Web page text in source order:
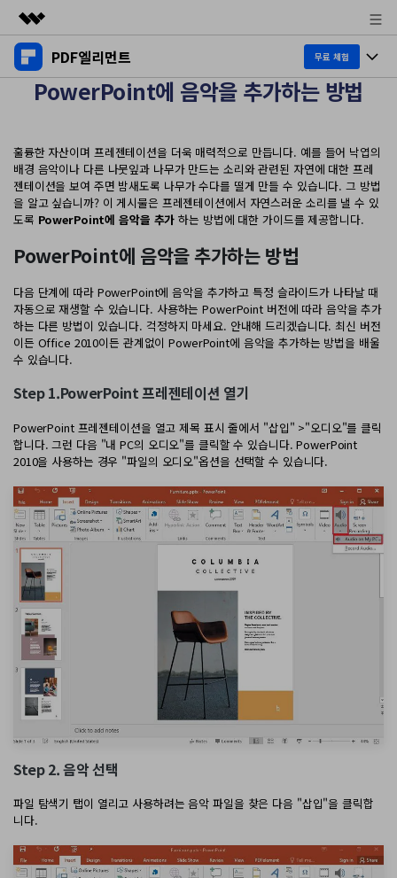
주요 제품
AIGC 크리에이티비티
비즈니스
솔루션
회사 소개
뉴스룸
PDF엘리먼트 무료 체험
제품 투어
데스크탑
Windows용
Mac용
모바일 앱
Android용
클라우드
문서 클라우드
PDF 온라인 도구
PDF JPG 변환
PDF PPT 변환
PDF 병합
기타 온라인 도구
제품 기능
교육용
PDF 읽기
PDF 주석 달기
PDF 생성
PDF 병합
개인용
PDF 편집
PDF 구성
전문용
PDF OCR
PDF 데이터 추출
AI PDF 요약기
AI PDF
AI PDF 번역기
AI 문법 검사기
이미지와 채팅하기
AI 콘텐츠 탐지기
AI PDF 재작성
AI PDF 설명
문서와 채팅하기
AI 지원 센터
리소스
최신 버전 업그레이드
새로운 기능
PDFelement 자료실
고객 지원
유튜브
네이버 블로그
무료 다운로드
로그인
검색
PowerPoint에 음악을 추가하는 방법
훌륭한 자산이며 프레젠테이션을 더욱 매력적으로 만듭니다. 예를 들어 낙엽의
배경 음악이나 다른 나뭇잎과 나무가 만드는 소리와 관련된 자연에 대한 프레
젠테이션을 보여 주면 밤새도록 나무가 수다를 떨게 만들 수 있습니다. 그 방법
을 알고 싶습니까? 이 게시물은 프레젠테이션에서 자연스러운 소리를 낼 수 있
도록 PowerPoint에 음악을 추가하는 방법에 대한 가이드를 제공합니다.
PowerPoint에 음악을 추가하는 방법
다음 단계에 따라 PowerPoint에 음악을 추가하고 특정 슬라이드가 나타날 때
자동으로 재생할 수 있습니다. 사용하는 PowerPoint 버전에 따라 음악을 추가
하는 다른 방법이 있습니다. 걱정하지 마세요. 안내해 드리겠습니다. 최신 버전
이든 Office 2010이든 관계없이 PowerPoint에 음악을 추가하는 방법을 배울
수 있습니다.
Step 1.PowerPoint 프레젠테이션 열기
PowerPoint 프레젠테이션을 열고 제목 표시 줄에서 "삽입" >"오디오"를 클릭
합니다. 그런 다음 "내 PC의 오디오"를 클릭할 수 있습니다. PowerPoint
2010을 사용하는 경우 "파일의 오디오"옵션을 선택할 수 있습니다.
Step 2. 음악 선택
파일 탐색기 탭이 열리고 사용하려는 음악 파일을 찾은 다음 "삽입"을 클릭합
니다.